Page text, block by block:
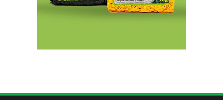
descarbonização do transporte marítimo